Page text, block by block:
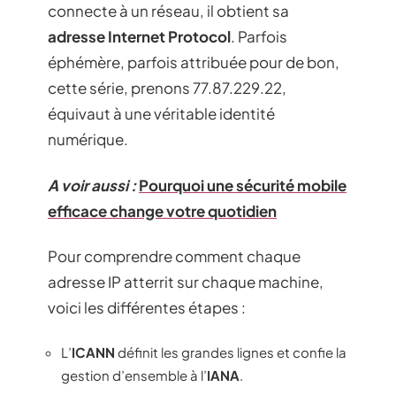
connecte à un réseau, il obtient sa
adresse Internet Protocol. Parfois
éphémère, parfois attribuée pour de bon,
cette série, prenons 77.87.229.22,
équivaut à une véritable identité
numérique.
A voir aussi :Pourquoi une sécurité mobile
efficace change votre quotidien
Pour comprendre comment chaque
adresse IP atterrit sur chaque machine,
voici les différentes étapes :
L’ICANN définit les grandes lignes et confie la
gestion d’ensemble à l’IANA